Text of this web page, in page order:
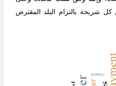
كل شريحة بالتزام البلد المقترض